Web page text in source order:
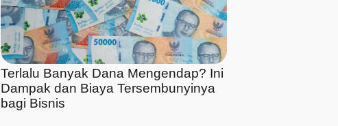
Terlalu Banyak Dana Mengendap? Ini
Dampak dan Biaya Tersembunyinya
bagi Bisnis